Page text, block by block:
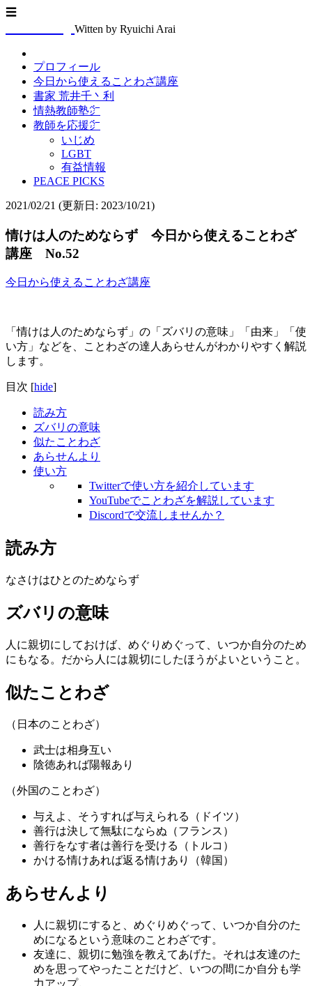
☰
Witten by Ryuichi Arai
プロフィール
今日から使えることわざ講座
書家 荒井千丶利
情熱教師塾㌻
教師を応援㌻
いじめ
LGBT
有益情報
PEACE PICKS
2021/02/21 (更新日: 2023/10/21)
情けは人のためならず 今日から使えることわざ
講座 No.52
今日から使えることわざ講座
「情けは人のためならず」の「ズバリの意味」「由来」「使
い方」などを、ことわざの達人あらせんがわかりやすく解説
します。
目次 [hide]
読み方
ズバリの意味
似たことわざ
あらせんより
使い方
Twitterで使い方を紹介しています
YouTubeでことわざを解説しています
Discordで交流しませんか？
読み方
なさけはひとのためならず
ズバリの意味
人に親切にしておけば、めぐりめぐって、いつか自分のため
にもなる。だから人には親切にしたほうがよいということ。
似たことわざ
（日本のことわざ）
武士は相身互い
陰徳あれば陽報あり
（外国のことわざ）
与えよ、そうすれば与えられる（ドイツ）
善行は決して無駄にならぬ（フランス）
善行をなす者は善行を受ける（トルコ）
かける情けあれば返る情けあり（韓国）
あらせんより
人に親切にすると、めぐりめぐって、いつか自分のた
めになるという意味のことわざです。
友達に、親切に勉強を教えてあげた。それは友達のた
めを思ってやったことだけど、いつの間にか自分も学
力アップ。